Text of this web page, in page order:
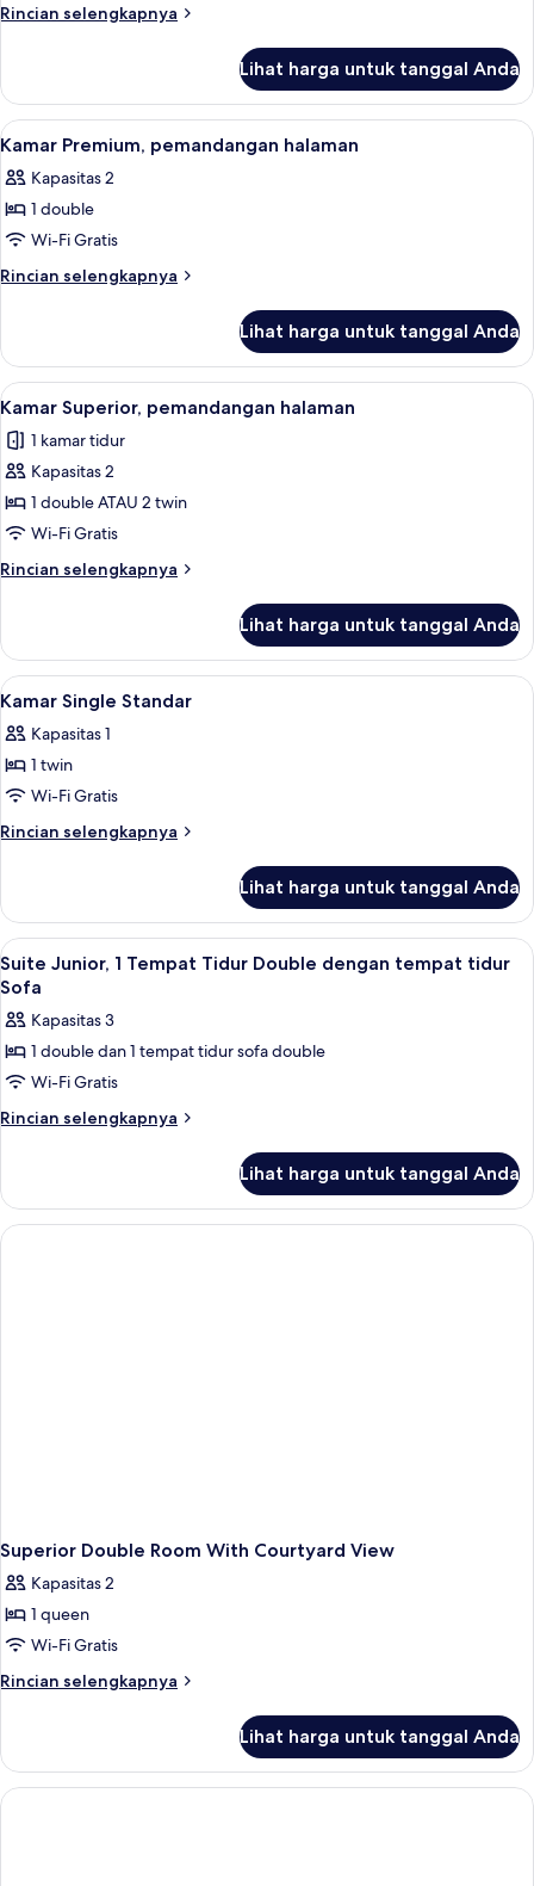
Rincian selengkapnya
Rincian
Kamar
Standar
Lihat harga untuk tanggal Anda
Lihat
semua
foto
untuk
Kamar
Premium,
Kamar Premium, pemandangan
9
Kamar Premium, pemandangan halaman
Kapasitas 2
1 double
Wi-Fi Gratis
Rincian selengkapnya
Rincian
Kamar
Premium,
pemandangan
Lihat harga untuk tanggal Anda
Lihat
semua
foto
untuk
Kamar
Superior,
pemandangan
halaman
Seprai antialergi, meja kerja, tirai
10
Kamar Superior, pemandangan halaman
1 kamar tidur
Kapasitas 2
1 double ATAU 2 twin
Wi-Fi Gratis
Rincian selengkapnya
Rincian
Kamar
Superior,
pemandangan
Lihat harga untuk tanggal Anda
Lihat
semua
foto
untuk
Kamar
Single
Kamar Single Standar | Seprai
8
Kamar Single Standar
Kapasitas 1
1 twin
Wi-Fi Gratis
Rincian selengkapnya
Rincian
Kamar
Single
Standar
Lihat harga untuk tanggal Anda
Lihat
semua
foto
untuk
Suite
Junior,
1
Double
dengan
Suite Junior, 1 Tempat Tidur Double
14
Suite Junior, 1 Tempat Tidur Double dengan tempat tidur
Sofa
Kapasitas 3
1 double dan 1 tempat tidur sofa double
Wi-Fi Gratis
Rincian selengkapnya
Rincian
Suite
Junior,
1
Lihat harga untuk tanggal Anda
Superior Double Room With Courtyard View
Kapasitas 2
1 queen
Wi-Fi Gratis
Rincian selengkapnya
Rincian
Superior
Double
Room
Lihat harga untuk tanggal Anda